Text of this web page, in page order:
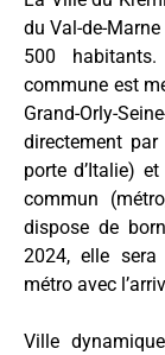
du Val-de-
500
commune est
Grand-Orly-
directement par
porte d’Italie)
commun
dispose de
2024, elle
métro avec
Ville